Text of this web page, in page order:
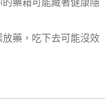
藥，吃下去可能沒效